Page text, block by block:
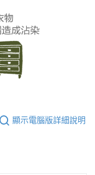
顯示電腦版詳細說明